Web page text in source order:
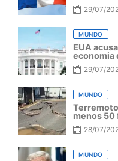
29/07/
MUNDO
EUA
economia
por mais
29/07/
MUNDO
menos 50
Japão
28/07/
MUNDO